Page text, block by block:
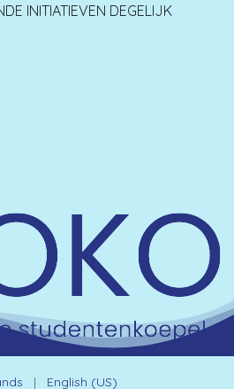
INITIATIEVEN DEGELIJK
| English (US)